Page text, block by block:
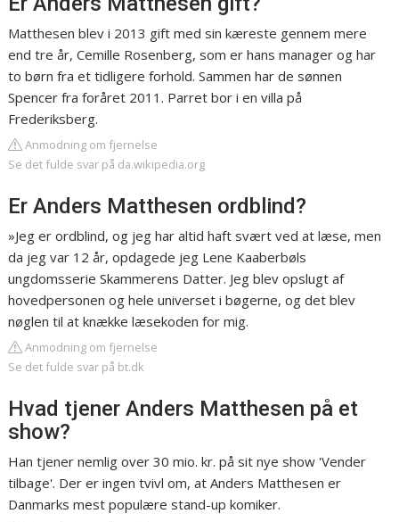
Matthesen blev i 2013 gift med sin kæreste gennem mere
end tre år, Cemille Rosenberg, som er hans manager og har
to børn fra et tidligere forhold. Sammen har de sønnen
Spencer fra foråret 2011. Parret bor i en villa på
Frederiksberg.
Anmodning om fjernelse
Se det fulde svar på da.wikipedia.org
Er Anders Matthesen ordblind?
»Jeg er ordblind, og jeg har altid haft svært ved at læse, men
da jeg var 12 år, opdagede jeg Lene Kaaberbøls
ungdomsserie Skammerens Datter. Jeg blev opslugt af
hovedpersonen og hele universet i bøgerne, og det blev
nøglen til at knække læsekoden for mig.
Anmodning om fjernelse
Se det fulde svar på bt.dk
Hvad tjener Anders Matthesen på et
show?
Han tjener nemlig over 30 mio. kr. på sit nye show 'Vender
tilbage'. Der er ingen tvivl om, at Anders Matthesen er
Danmarks mest populære stand-up komiker.